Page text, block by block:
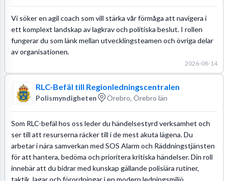
Vi söker en agil coach som vill stärka vår förmåga att navigera i
ett komplext landskap av lagkrav och politiska beslut. I rollen
fungerar du som länk mellan utvecklingsteamen och övriga delar
av organisationen.
2026-08-14
RLC-Befäl till Regionledningscentralen
Polismyndigheten Örebro, Örebro län
Som RLC-befäl hos oss leder du händelsestyrd verksamhet och
ser till att resurserna räcker till i de mest akuta lägena. Du
arbetar i nära samverkan med SOS Alarm och Räddningstjänsten
för att hantera, bedöma och prioritera kritiska händelser. Din roll
innebär att du bidrar med kunskap gällande polisiära rutiner,
taktik, lagar och förordningar i en modern ledningsmiljö.